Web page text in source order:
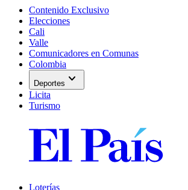
Contenido Exclusivo
Elecciones
Cali
Valle
Comunicadores en Comunas
Colombia
Deportes expand_more
Licita
Turismo
Loterías